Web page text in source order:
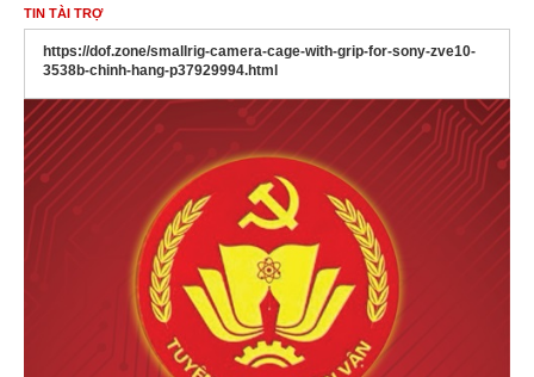
TIN TÀI TRỢ
https://dof.zone/smallrig-camera-cage-with-grip-for-sony-zve10-
3538b-chinh-hang-p37929994.html